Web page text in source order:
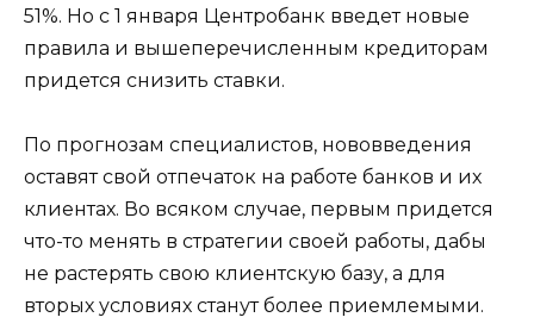
51%. Но с 1 января Центробанк введет новые
правила и вышеперечисленным кредиторам
придется снизить ставки.
По прогнозам специалистов, нововведения
оставят свой отпечаток на работе банков и их
клиентах. Во всяком случае, первым придется
что-то менять в стратегии своей работы, дабы
не растерять свою клиентскую базу, а для
вторых условиях станут более приемлемыми.